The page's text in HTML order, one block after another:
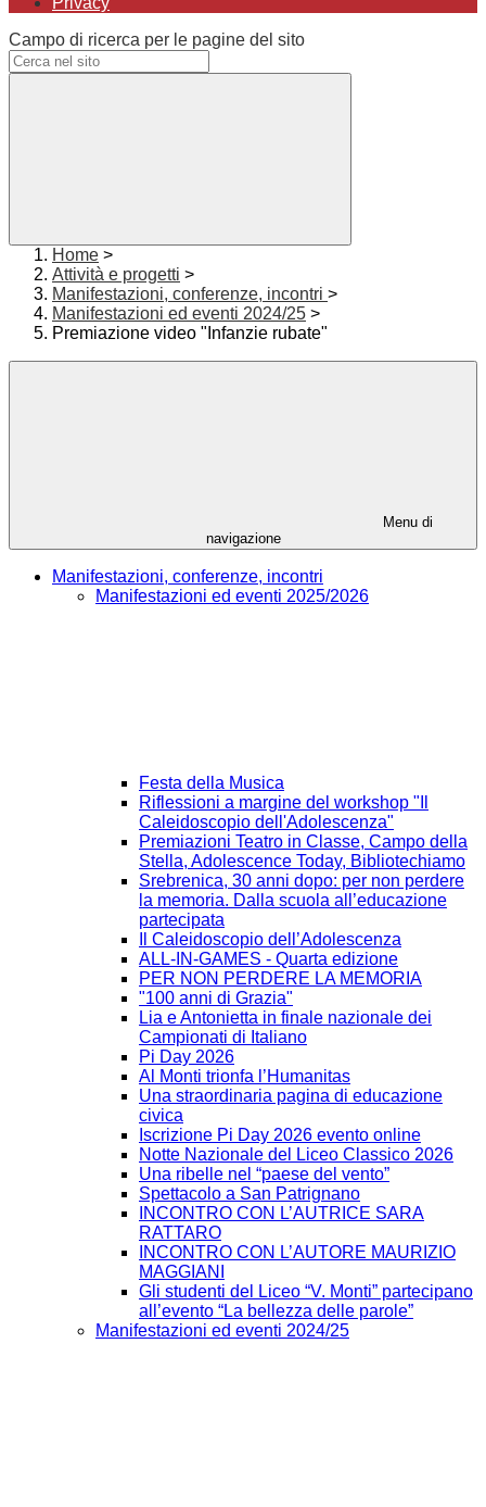
Campo di ricerca per le pagine del sito
Home >
Attività e progetti >
Manifestazioni, conferenze, incontri >
Manifestazioni ed eventi 2024/25 >
Premiazione video "Infanzie rubate"
Menu di
navigazione
Manifestazioni, conferenze, incontri
Manifestazioni ed eventi 2025/2026
Festa della Musica
Riflessioni a margine del workshop "Il
Caleidoscopio dell'Adolescenza"
Premiazioni Teatro in Classe, Campo della
Stella, Adolescence Today, Bibliotechiamo
Srebrenica, 30 anni dopo: per non perdere
la memoria. Dalla scuola all’educazione
partecipata
Il Caleidoscopio dell’Adolescenza
ALL-IN-GAMES - Quarta edizione
PER NON PERDERE LA MEMORIA
"100 anni di Grazia"
Lia e Antonietta in finale nazionale dei
Campionati di Italiano
Pi Day 2026
Al Monti trionfa l’Humanitas
Una straordinaria pagina di educazione
civica
Iscrizione Pi Day 2026 evento online
Notte Nazionale del Liceo Classico 2026
Una ribelle nel “paese del vento”
Spettacolo a San Patrignano
INCONTRO CON L’AUTRICE SARA
RATTARO
INCONTRO CON L’AUTORE MAURIZIO
MAGGIANI
Gli studenti del Liceo “V. Monti” partecipano
all’evento “La bellezza delle parole”
Manifestazioni ed eventi 2024/25